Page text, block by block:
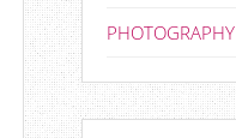
PHOTOGRAPHY